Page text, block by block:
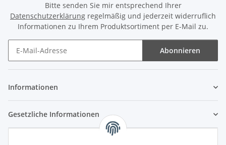
Bitte senden Sie mir entsprechend Ihrer
Datenschutzerklärung regelmäßig und jederzeit widerruflich
Informationen zu Ihrem Produktsortiment per E-Mail zu.
Abonnieren
Informationen
Gesetzliche Informationen